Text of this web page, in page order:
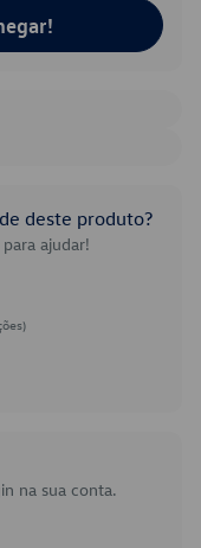
deste produto?
ajudar!
na sua conta.